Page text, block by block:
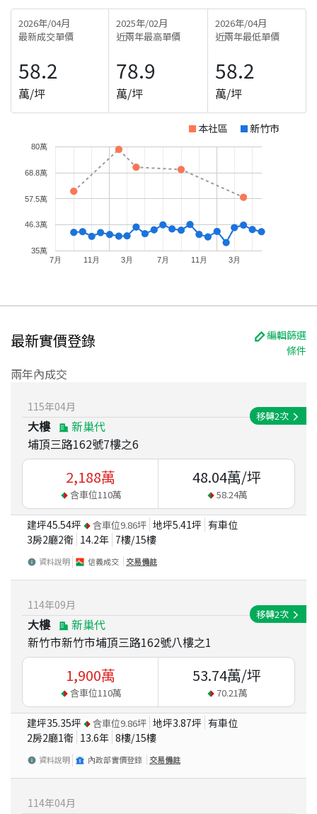
2026年/04月
最新成交單價
58.2
萬/坪
2025年/02月
近兩年最高單價
78.9
萬/坪
2026年/04月
近兩年最低單價
58.2
萬/坪
本社區 新竹市
7月 11月 3月 7月 11月 3月
35萬
46.3萬
57.5萬
68.8萬
80萬
最新實價登錄
編輯篩選
條件
兩年內成交
115年04月
大樓
新巢代
埔頂三路162號7樓之6
移轉2次
2,188萬
含車位110萬
48.04萬/坪
58.24萬
建坪45.54坪 含車位9.86坪 地坪5.41坪 有車位
3房2廳2衛 14.2年 7樓/15樓
資料說明 信義成交 交易備註
114年09月
大樓
新巢代
新竹市新竹市埔頂三路162號八樓之1
移轉2次
1,900萬
含車位110萬
53.74萬/坪
70.21萬
建坪35.35坪 含車位9.86坪 地坪3.87坪 有車位
2房2廳1衛 13.6年 8樓/15樓
資料說明 內政部實價登錄 交易備註
114年04月